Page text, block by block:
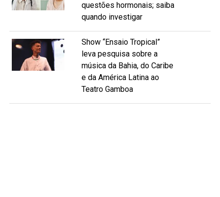
questões hormonais; saiba
quando investigar
Show “Ensaio Tropical”
leva pesquisa sobre a
música da Bahia, do Caribe
e da América Latina ao
Teatro Gamboa